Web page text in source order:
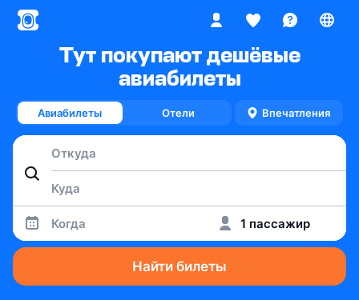
Тут покупают дешёвые
авиабилеты
Авиабилеты Отели Впечатления
Когда 1 пассажир
Найти билеты